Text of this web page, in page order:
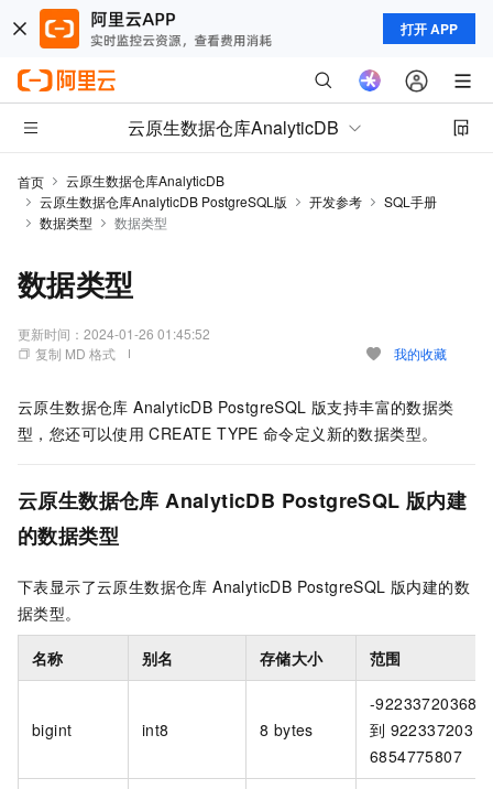
打开 APP
云原生数据仓库AnalyticDB
首页
云原生数据仓库AnalyticDB
云原生数据仓库AnalyticDB PostgreSQL版
开发参考
SQL手册
数据类型
数据类型
数据类型
更新时间： 2024-01-26 01:45:52
复制 MD 格式
我的收藏
云原生数据仓库 AnalyticDB PostgreSQL 版支持丰富的数据类
型，您还可以使用 CREATE TYPE 命令定义新的数据类型。
云原生数据仓库 AnalyticDB PostgreSQL 版内建
的数据类型
下表显示了云原生数据仓库 AnalyticDB PostgreSQL 版内建的数
据类型。
名称 别名 存储大小 范围
bigint int8 8 bytes
-
到 922337203​
6854775807